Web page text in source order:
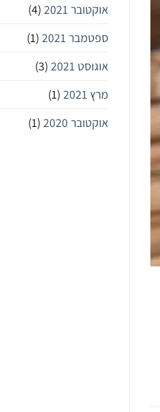
אוקטובר 2021
(4)
ספטמבר 2021
(1)
אוגוסט 2021
(3)
מרץ 2021
(1)
אוקטובר 2020
(1)